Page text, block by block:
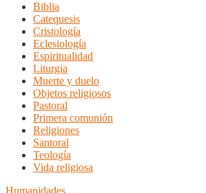
Biblia
Catequesis
Cristología
Eclesiología
Espiritualidad
Liturgia
Muerte y duelo
Objetos religiosos
Pastoral
Primera comunión
Religiones
Santoral
Teología
Vida religiosa
Humanidades